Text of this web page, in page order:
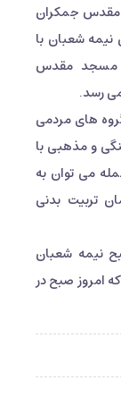
مقدس جمکران
نیمه شعبان با
مسجد مقدس
رسد.
های مردمی
و مذهبی با
می توان به
تربیت بدنی
نیمه شعبان
امروز صبح در